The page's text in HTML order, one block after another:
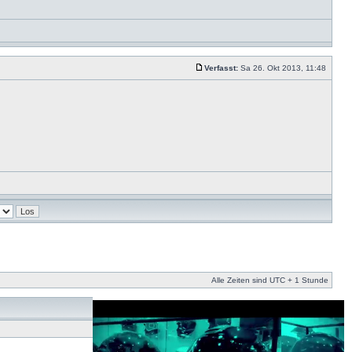
Verfasst: Sa 26. Okt 2013, 11:48
Alle Zeiten sind UTC + 1 Stunde